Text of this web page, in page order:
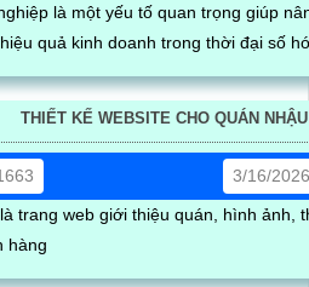
là một yếu tố quan trọng giúp
quả kinh doanh trong thời đại số
THIẾT KẾ WEBSITE CHO QUÁN NHẬU
3/16/
trang web giới thiệu quán, hình ảnh,
hàng